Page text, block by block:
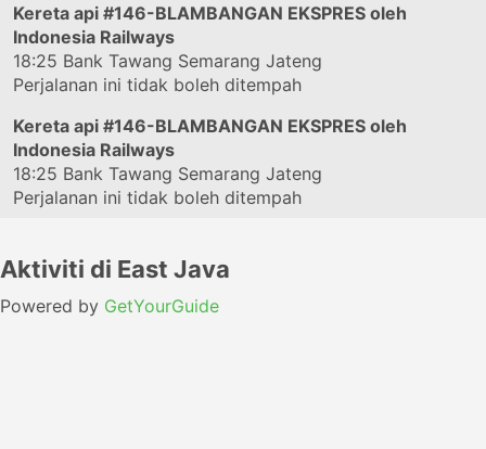
Kereta api #146-BLAMBANGAN EKSPRES oleh
Indonesia Railways
18:25 Bank Tawang Semarang Jateng
Perjalanan ini tidak boleh ditempah
Kereta api #146-BLAMBANGAN EKSPRES oleh
Indonesia Railways
18:25 Bank Tawang Semarang Jateng
Perjalanan ini tidak boleh ditempah
Aktiviti di East Java
Powered by GetYourGuide